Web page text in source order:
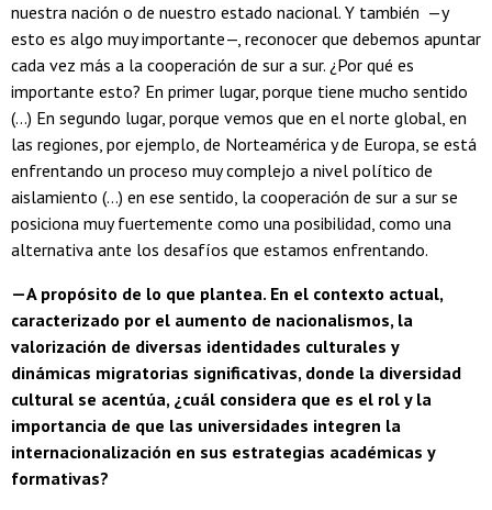
nuestra nación o de nuestro estado nacional. Y también —y
esto es algo muy importante—, reconocer que debemos apuntar
cada vez más a la cooperación de sur a sur. ¿Por qué es
importante esto? En primer lugar, porque tiene mucho sentido
(...) En segundo lugar, porque vemos que en el norte global, en
las regiones, por ejemplo, de Norteamérica y de Europa, se está
enfrentando un proceso muy complejo a nivel político de
aislamiento (...) en ese sentido, la cooperación de sur a sur se
posiciona muy fuertemente como una posibilidad, como una
alternativa ante los desafíos que estamos enfrentando.
—A propósito de lo que plantea. En el contexto actual,
caracterizado por el aumento de nacionalismos, la
valorización de diversas identidades culturales y
dinámicas migratorias significativas, donde la diversidad
cultural se acentúa, ¿cuál considera que es el rol y la
importancia de que las universidades integren la
internacionalización en sus estrategias académicas y
formativas?